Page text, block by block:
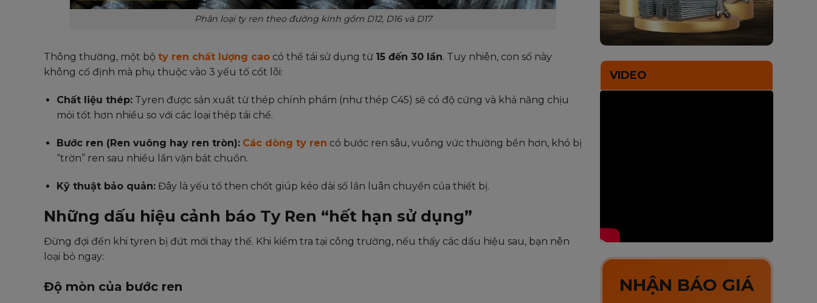
Phân loại ty ren theo đường kính gồm D12, D16 và D17
Thông thường, một bộ ty ren chất lượng cao có thể tái sử dụng từ 15 đến 30 lần. Tuy nhiên, con số này
không cố định mà phụ thuộc vào 3 yếu tố cốt lõi:
Chất liệu thép:Tyren được sản xuất từ thép chính phẩm (như thép C45) sẽ có độ cứng và khả năng chịu
mỏi tốt hơn nhiều so với các loại thép tái chế.
Bước ren (Ren vuông hay ren tròn): Các dòng ty ren có bước ren sâu, vuông vức thường bền hơn, khó bị
“trờn” ren sau nhiều lần vặn bát chuồn.
Kỹ thuật bảo quản:Đây là yếu tố then chốt giúp kéo dài số lần luân chuyển của thiết bị.
Những dấu hiệu cảnh báo Ty Ren “hết hạn sử dụng”
Đừng đợi đến khi tyren bị đứt mới thay thế. Khi kiểm tra tại công trường, nếu thấy các dấu hiệu sau, bạn nên
loại bỏ ngay:
Độ mòn của bước ren
VIDEO
NHẬN BÁO GIÁ